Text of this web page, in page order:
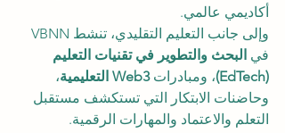
أكاديمي عالمي.
في البحث والتطوير في تقنيات التعليم
(EdTech)
، ومبادرات Web3 التعليمية
،
وحاضنات الابتكار التي تستكشف مستقبل
التعلم والاعتماد والمهارات الرقمية.